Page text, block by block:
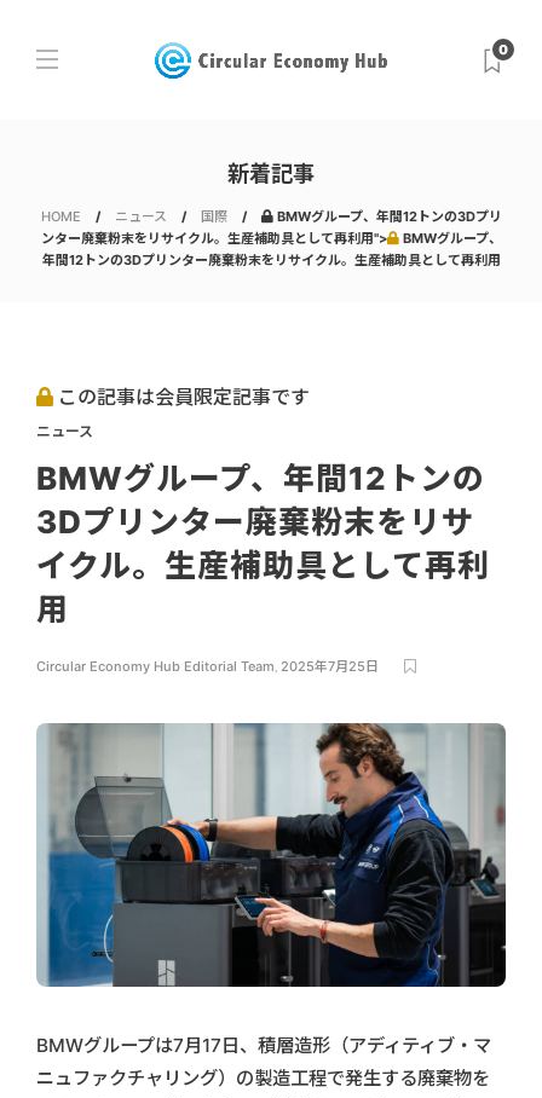
0
新着記事
HOME ニュース 国際
BMWグループ、年間12トンの3Dプリ
ンター廃棄粉末をリサイクル。生産補助具として再利用">
BMWグループ、
年間12トンの3Dプリンター廃棄粉末をリサイクル。生産補助具として再利用
この記事は会員限定記事です
ニュース
BMWグループ、年間12トンの
3Dプリンター廃棄粉末をリサ
イクル。生産補助具として再利
用
Circular Economy Hub Editorial Team, 2025年7月25日
BMWグループは7月17日、積層造形（アディティブ・マ
ニュファクチャリング）の製造工程で発生する廃棄物を